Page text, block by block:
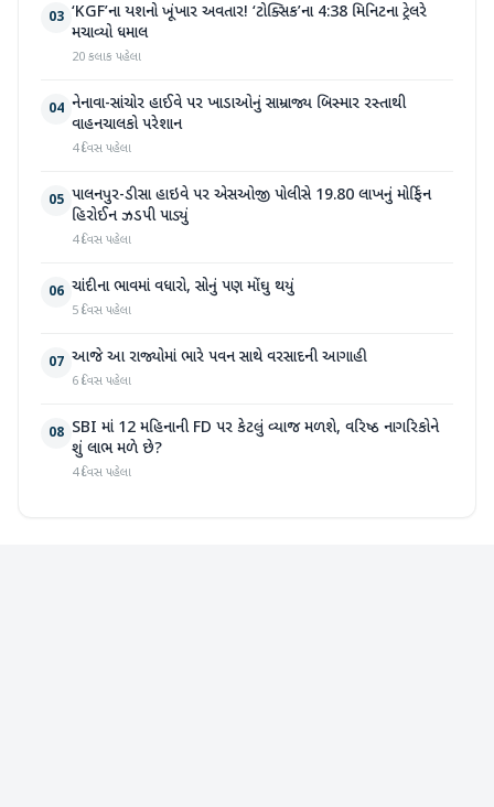
03 ‘KGF’ના યશનો ખૂંખાર અવતાર! ‘ટોક્સિક’ના 4:38 મિનિટના ટ્રેલરે
મચાવ્યો ધમાલ
20 કલાક પહેલા
04 નેનાવા-સાંચોર હાઈવે પર ખાડાઓનું સામ્રાજ્ય બિસ્માર રસ્તાથી
વાહનચાલકો પરેશાન
4 દિવસ પહેલા
05 પાલનપુર-ડીસા હાઇવે પર એસઓજી પોલીસે 19.80 લાખનું મોર્ફિન
હિરોઈન ઝડપી પાડ્યું
4 દિવસ પહેલા
06 ચાંદીના ભાવમાં વધારો, સોનું પણ મોંઘુ થયું
5 દિવસ પહેલા
07 આજે આ રાજ્યોમાં ભારે પવન સાથે વરસાદની આગાહી
6 દિવસ પહેલા
08 SBI માં 12 મહિનાની FD પર કેટલું વ્યાજ મળશે, વરિષ્ઠ નાગરિકોને
શું લાભ મળે છે?
4 દિવસ પહેલા